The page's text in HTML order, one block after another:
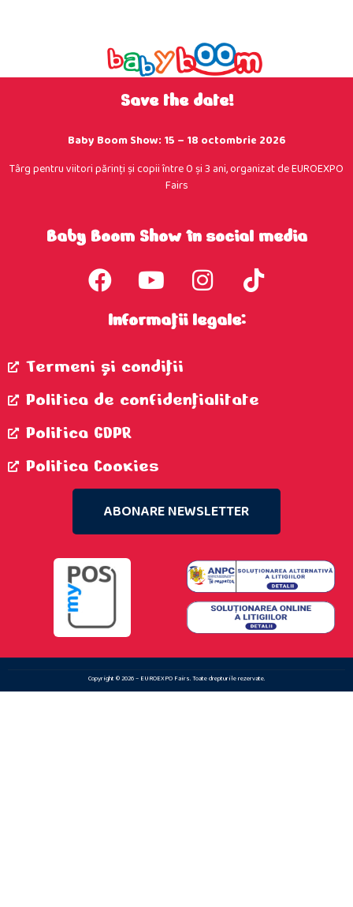
Save the date!
Baby Boom Show: 15 – 18 octombrie 2026
Târg pentru viitori părinţi şi copii între 0 şi 3 ani, organizat de EUROEXPO
Fairs
Baby Boom Show în social media
Informații legale:
Termeni şi condiţii
Politica de confidenţialitate
Politica GDPR
Politica Cookies
ABONARE NEWSLETTER
Copyright © 2026 – EUROEXPO Fairs. Toate drepturile rezervate.